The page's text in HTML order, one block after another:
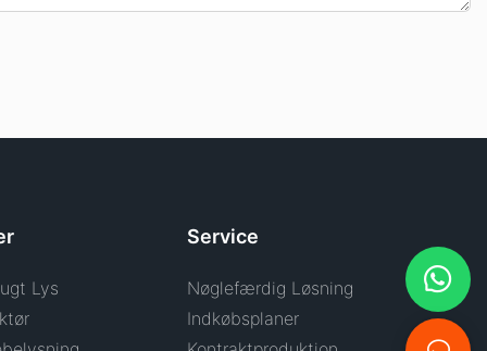
Lys
Service
Nøglefærdig Løsning
Indkøbsplaner